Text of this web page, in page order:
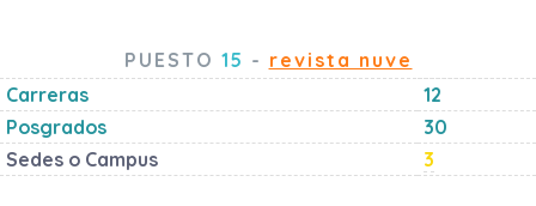
PUESTO 15 - revista nuve
Carreras
12
Posgrados
30
Sedes o Campus
3